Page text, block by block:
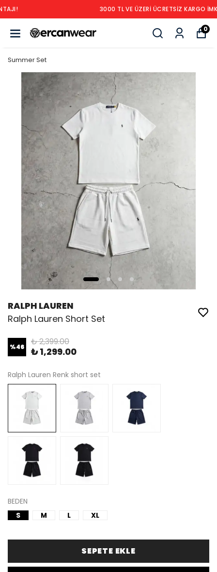
3000 TL VE ÜZERİ ÜCRETSİZ KARGO İMKANI!
0
Summer Set
RALPH LAUREN
Ralph Lauren Short Set
%46 ₺ 2,399.00
₺ 1,299.00
Ralph Lauren Renk short set
BEDEN
S
M L XL
SEPETE EKLE